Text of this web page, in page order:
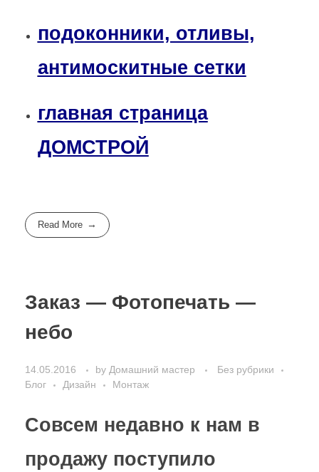
подоконники, отливы,
антимоскитные сетки
главная страница
ДОМСТРОЙ
Read More
Заказ — Фотопечать —
небо
14.05.2016 by Домашний мастер
Без рубрики
Блог
Дизайн Монтаж
Совсем недавно к нам в
продажу поступило